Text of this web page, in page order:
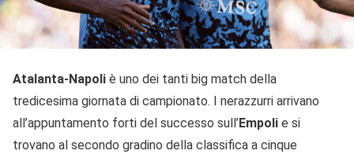
Atalanta-Napoli è uno dei tanti big match della
tredicesima giornata di campionato. I nerazzurri arrivano
all’appuntamento forti del successo sull’Empoli e si
trovano al secondo gradino della classifica a cinque